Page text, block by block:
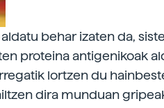
behar izaten da,
proteina antigenikoak
lortzen du
dira munduan